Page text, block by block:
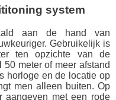
system
aan de hand van
Gebruikelijk is
ten opzichte van de
meter of meer afstand
horloge en de locatie op
men alleen buiten.Op
aangeven met een rode